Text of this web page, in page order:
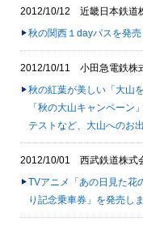
2012/10/12 近畿日本鉄道
秋の関西１dayパスを発
2012/10/11 小田急電鉄株
秋の紅葉が美しい「大山
「秋の大山キャンペーン
テストなど、大山へのお
2012/10/01 西武鉄道株式
TVアニメ「あの日見た花
り記念乗車券」を発売しま